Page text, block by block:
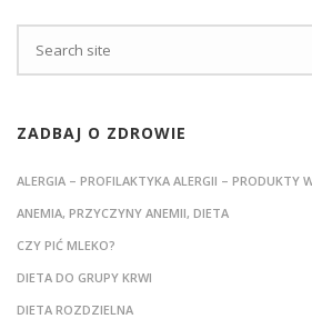
ZADBAJ O ZDROWIE
ALERGIA – PROFILAKTYKA ALERGII – PRODUKTY
ANEMIA, PRZYCZYNY ANEMII, DIETA
CZY PIĆ MLEKO?
DIETA DO GRUPY KRWI
DIETA ROZDZIELNA